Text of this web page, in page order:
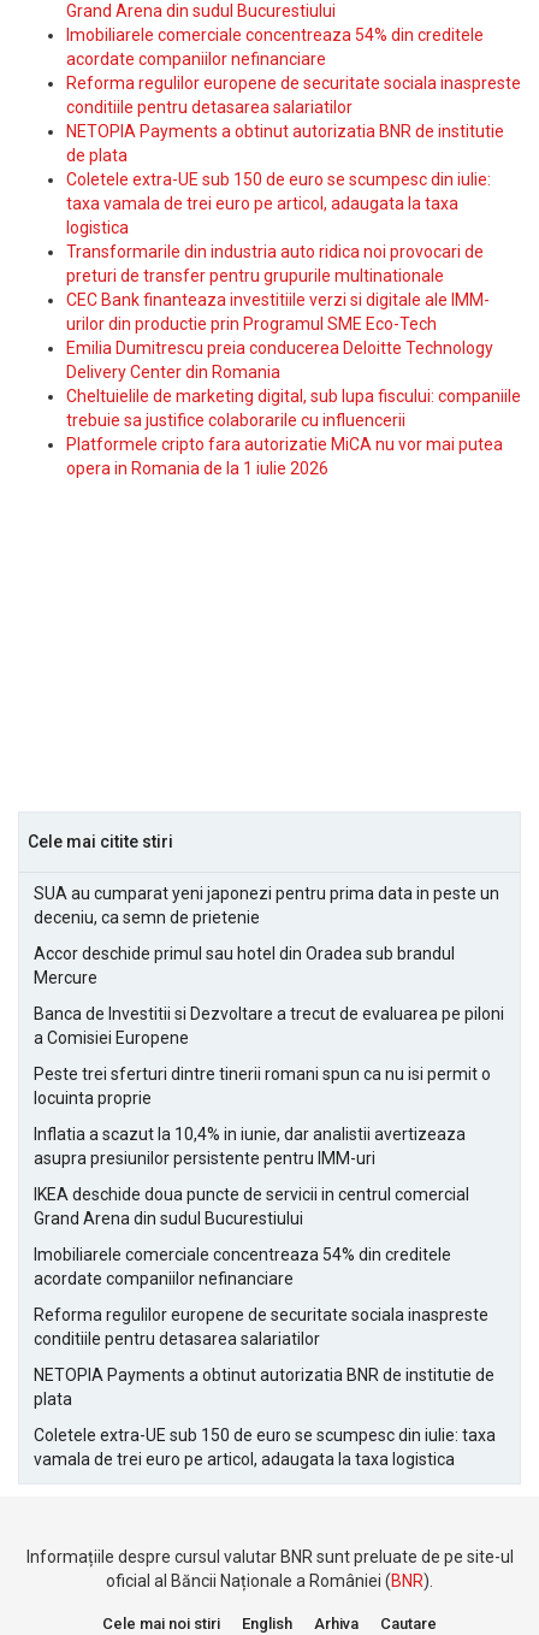
Grand Arena din sudul Bucurestiului
Imobiliarele comerciale concentreaza 54% din creditele
acordate companiilor nefinanciare
Reforma regulilor europene de securitate sociala inaspreste
conditiile pentru detasarea salariatilor
NETOPIA Payments a obtinut autorizatia BNR de institutie
de plata
Coletele extra-UE sub 150 de euro se scumpesc din iulie:
taxa vamala de trei euro pe articol, adaugata la taxa
logistica
Transformarile din industria auto ridica noi provocari de
preturi de transfer pentru grupurile multinationale
CEC Bank finanteaza investitiile verzi si digitale ale IMM-
urilor din productie prin Programul SME Eco-Tech
Emilia Dumitrescu preia conducerea Deloitte Technology
Delivery Center din Romania
Cheltuielile de marketing digital, sub lupa fiscului: companiile
trebuie sa justifice colaborarile cu influencerii
Platformele cripto fara autorizatie MiCA nu vor mai putea
opera in Romania de la 1 iulie 2026
Cele mai citite stiri
SUA au cumparat yeni japonezi pentru prima data in peste un
deceniu, ca semn de prietenie
Accor deschide primul sau hotel din Oradea sub brandul
Mercure
Banca de Investitii si Dezvoltare a trecut de evaluarea pe piloni
a Comisiei Europene
Peste trei sferturi dintre tinerii romani spun ca nu isi permit o
locuinta proprie
Inflatia a scazut la 10,4% in iunie, dar analistii avertizeaza
asupra presiunilor persistente pentru IMM-uri
IKEA deschide doua puncte de servicii in centrul comercial
Grand Arena din sudul Bucurestiului
Imobiliarele comerciale concentreaza 54% din creditele
acordate companiilor nefinanciare
Reforma regulilor europene de securitate sociala inaspreste
conditiile pentru detasarea salariatilor
NETOPIA Payments a obtinut autorizatia BNR de institutie de
plata
Coletele extra-UE sub 150 de euro se scumpesc din iulie: taxa
vamala de trei euro pe articol, adaugata la taxa logistica
Informațiile despre cursul valutar BNR sunt preluate de pe site-ul
oficial al Băncii Naționale a României (BNR).
Cele mai noi stiri English Arhiva Cautare